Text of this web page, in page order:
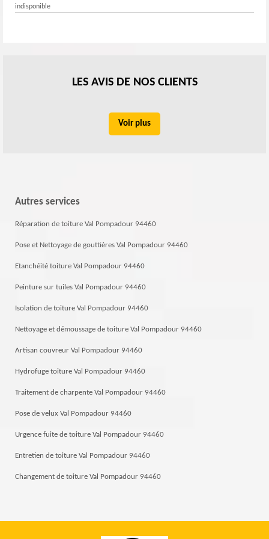
indisponible
LES AVIS DE NOS CLIENTS
Voir plus
Autres services
Réparation de toiture Val Pompadour 94460
Pose et Nettoyage de gouttières Val Pompadour 94460
Etanchéité toiture Val Pompadour 94460
Peinture sur tuiles Val Pompadour 94460
Isolation de toiture Val Pompadour 94460
Nettoyage et démoussage de toiture Val Pompadour 94460
Artisan couvreur Val Pompadour 94460
Hydrofuge toiture Val Pompadour 94460
Traitement de charpente Val Pompadour 94460
Pose de velux Val Pompadour 94460
Urgence fuite de toiture Val Pompadour 94460
Entretien de toiture Val Pompadour 94460
Changement de toiture Val Pompadour 94460